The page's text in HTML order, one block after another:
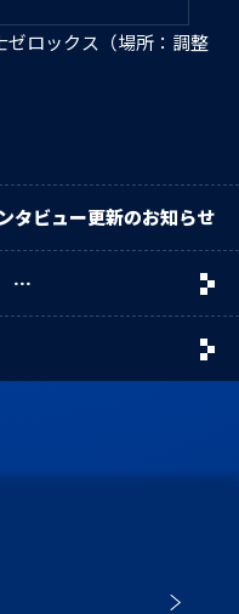
ロックス（場所：調整
タビュー更新のお知らせ
い